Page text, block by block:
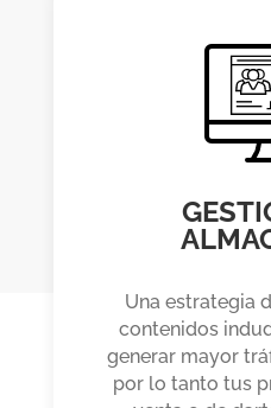
Una estrategia
contenidos
generar mayor
por lo tanto tus